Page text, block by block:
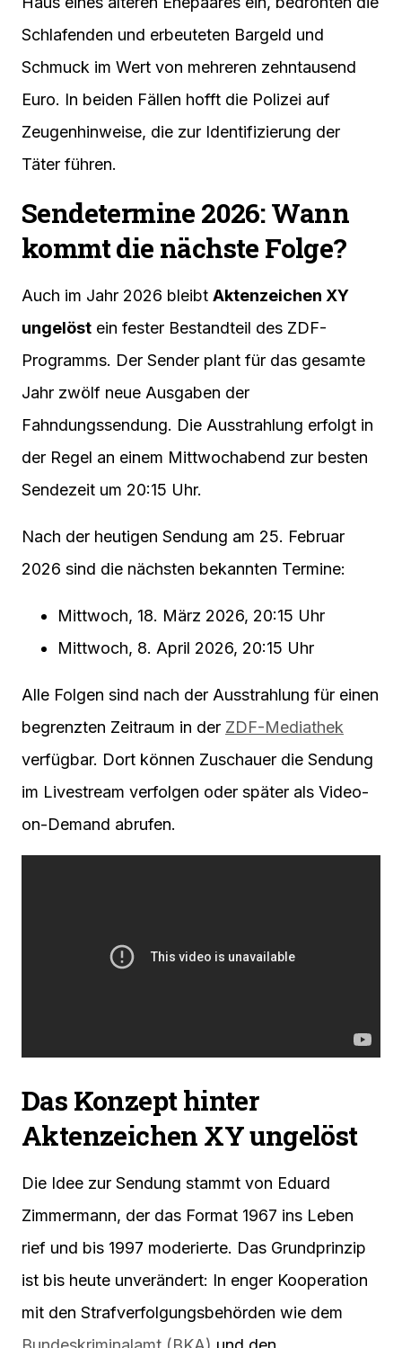
Schlafenden und erbeuteten Bargeld und
Schmuck im Wert von mehreren zehntausend
Euro. In beiden Fällen hofft die Polizei auf
Zeugenhinweise, die zur Identifizierung der
Täter führen.
Sendetermine 2026: Wann
kommt die nächste Folge?
Auch im Jahr 2026 bleibt Aktenzeichen XY
ungelöst ein fester Bestandteil des ZDF-
Programms. Der Sender plant für das gesamte
Jahr zwölf neue Ausgaben der
Fahndungssendung. Die Ausstrahlung erfolgt in
der Regel an einem Mittwochabend zur besten
Sendezeit um 20:15 Uhr.
Nach der heutigen Sendung am 25. Februar
2026 sind die nächsten bekannten Termine:
Mittwoch, 18. März 2026, 20:15 Uhr
Mittwoch, 8. April 2026, 20:15 Uhr
Alle Folgen sind nach der Ausstrahlung für einen
begrenzten Zeitraum in der ZDF-Mediathek
verfügbar. Dort können Zuschauer die Sendung
im Livestream verfolgen oder später als Video-
on-Demand abrufen.
Das Konzept hinter
Aktenzeichen XY ungelöst
Die Idee zur Sendung stammt von Eduard
Zimmermann, der das Format 1967 ins Leben
rief und bis 1997 moderierte. Das Grundprinzip
ist bis heute unverändert: In enger Kooperation
mit den Strafverfolgungsbehörden wie dem